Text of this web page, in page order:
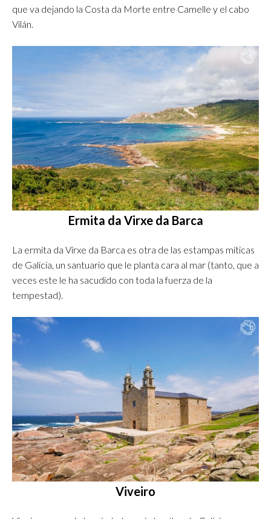
que va dejando la Costa da Morte entre Camelle y el cabo
Vilán.
Ermita da Virxe da Barca
La ermita da Virxe da Barca es otra de las estampas míticas
de Galicia, un santuario que le planta cara al mar (tanto, que a
veces este le ha sacudido con toda la fuerza de la
tempestad).
Viveiro